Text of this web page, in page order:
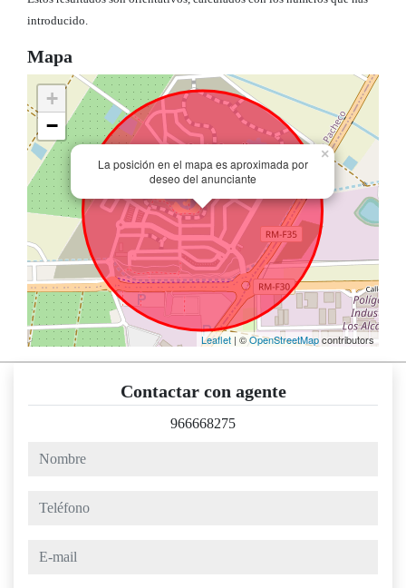
introducido.
Mapa
La posición en el mapa es aproximada por
deseo del anunciante
×
+
−
Leaflet | ©OpenStreetMapcontributors
Contactar con agente
966668275
nombre
teléfono
e-mail